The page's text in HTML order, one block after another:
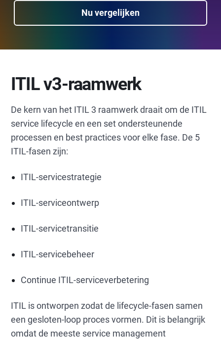
Nu vergelijken
ITIL v3-raamwerk
De kern van het ITIL 3 raamwerk draait om de ITIL
service lifecycle en een set ondersteunende
processen en best practices voor elke fase. De 5
ITIL-fasen zijn:
ITIL-servicestrategie
ITIL-serviceontwerp
ITIL-servicetransitie
ITIL-servicebeheer
Continue ITIL-serviceverbetering
ITIL is ontworpen zodat de lifecycle-fasen samen
een gesloten-loop proces vormen. Dit is belangrijk
omdat de meeste service management